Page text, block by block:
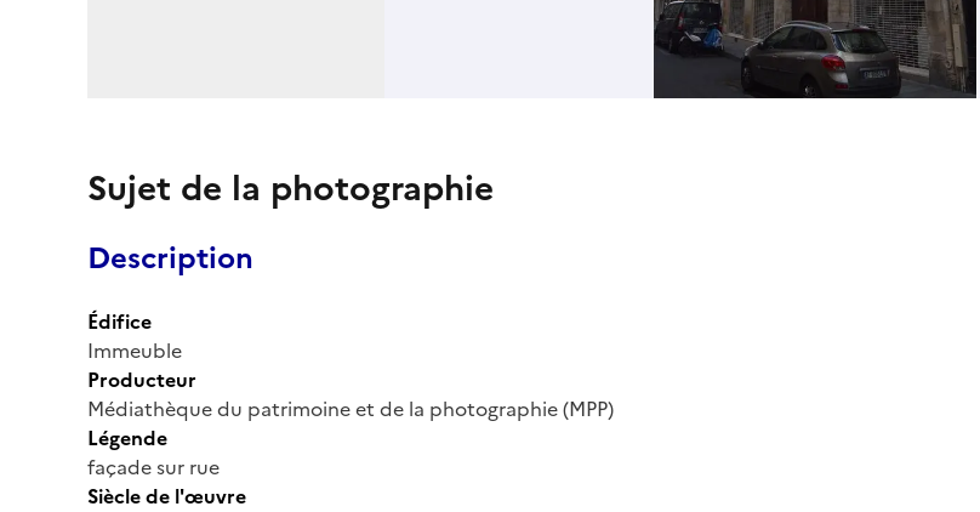
Sujet de la photographie
Description
Édifice
Immeuble
Producteur
Médiathèque du patrimoine et de la photographie (MPP)
Légende
façade sur rue
Siècle de l'œuvre